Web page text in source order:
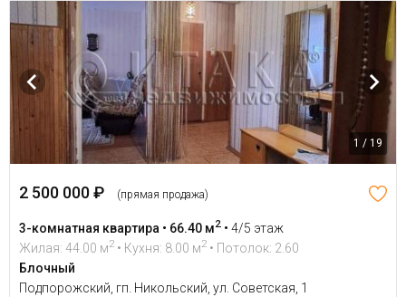
1 / 19
2 500 000 ₽ (прямая продажа)
3-комнатная квартира • 66.40 м2 • 4/5 этаж
Жилая: 44.00 м2 • Кухня: 8.00 м2 • Потолок: 2.60
Блочный
Подпорожский, гп. Никольский, ул. Советская, 1